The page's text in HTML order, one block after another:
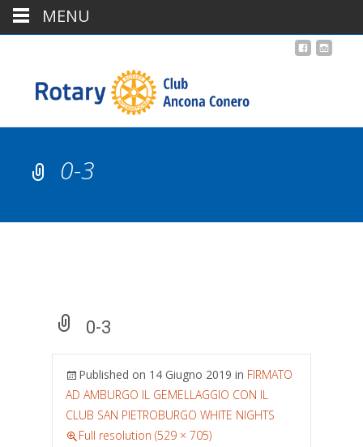
0-3
0-3
Published on 14 Giugno 2019 in FIRMATO
AD AMBURGO IL GEMELLAGGIO CON IL
CLUB SAN PIETROBURGO WHITE NIGHTS
Full resolution (529 × 705)
MENU